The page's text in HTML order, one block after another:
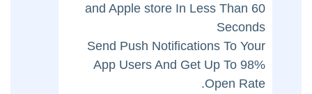
and Apple store In Less Than 60
Seconds
Send Push Notifications To Your
App Users And Get Up To 98%
Open Rate.